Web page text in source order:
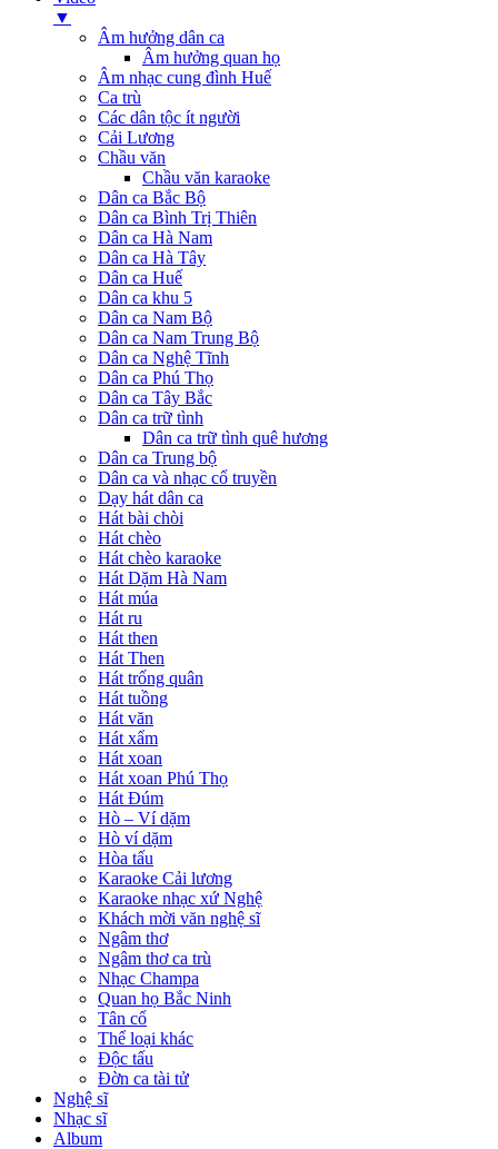
▼
Âm hưởng dân ca
Âm hưởng quan họ
Âm nhạc cung đình Huế
Ca trù
Các dân tộc ít người
Cải Lương
Chầu văn
Chầu văn karaoke
Dân ca Bắc Bộ
Dân ca Bình Trị Thiên
Dân ca Hà Nam
Dân ca Hà Tây
Dân ca Huế
Dân ca khu 5
Dân ca Nam Bộ
Dân ca Nam Trung Bộ
Dân ca Nghệ Tĩnh
Dân ca Phú Thọ
Dân ca Tây Bắc
Dân ca trữ tình
Dân ca trữ tình quê hương
Dân ca Trung bộ
Dân ca và nhạc cổ truyền
Dạy hát dân ca
Hát bài chòi
Hát chèo
Hát chèo karaoke
Hát Dặm Hà Nam
Hát múa
Hát ru
Hát then
Hát Then
Hát trống quân
Hát tuồng
Hát văn
Hát xẩm
Hát xoan
Hát xoan Phú Thọ
Hát Đúm
Hò – Ví dặm
Hò ví dặm
Hòa tấu
Karaoke Cải lương
Karaoke nhạc xứ Nghệ
Khách mời văn nghệ sĩ
Ngâm thơ
Ngâm thơ ca trù
Nhạc Champa
Quan họ Bắc Ninh
Tân cổ
Thể loại khác
Độc tấu
Đờn ca tài tử
Nghệ sĩ
Nhạc sĩ
Album